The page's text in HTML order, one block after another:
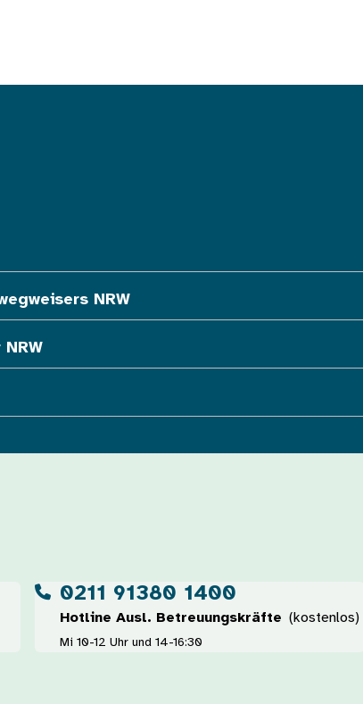
NRW
0211 91380 1400
Hotline Ausl. Betreuungskräfte (kostenlos)
Mi 10-12 Uhr und 14-16:30